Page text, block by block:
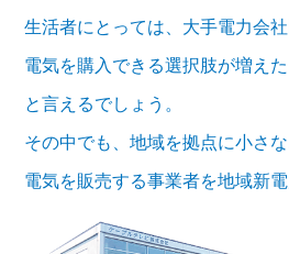
生活者にとっては、大手電力会
電気を購入できる選択肢が増えた
と言えるでしょう。
その中でも、地域を拠点に小さ
電気を販売する事業者を地域新電